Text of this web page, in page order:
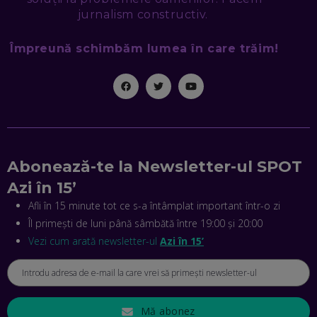
EP. 45
ANTONIO ENACHE, SENSE4FIT: CUM TE AJUTĂ
TEHNOLOGIA SĂ FACI SPORT, SĂ FII MAI COMPETITIV ȘI SĂ
EP. 44
DISPECERAT AUTOMAT DE PE PIAȚĂ! CUM POATE
ASIA
EP. 43
ANDREI NICOARĂ, EXPERT ÎN E-GUVERNARE: N-O SĂ NE
MAI MEARGĂ PREA MULT CU MANȚOGĂRII! DACĂ NU NE
PROBLEME
EP. 42
MIHAELA BÎCIU, INVESTIMENTAL: BURSA E PENTRU TOȚI
jurnalism constructiv.
Împreună schimbăm lumea în care trăim!
Abonează-te la Newsletter-ul SPOT
Azi în 15’
Afli în 15 minute tot ce s-a întâmplat important într-o zi
Îl primești de luni până sâmbătă între 19:00 și 20:00
Vezi cum arată newsletter-ul Azi în 15’
Mă abonez